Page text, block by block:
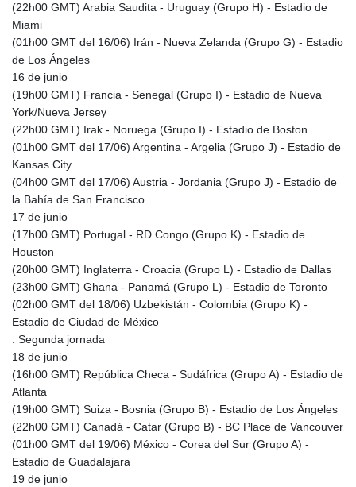
4143.388184
MRU 46.278586
MWK
MXN 19.815707
MYR 4.711847
NAD 18.828807
NIO 42.477873
NPR 175.774208
NZD 1.965005
OMR 0.443012
PHP 70.186213
PLN 4.301477
PYG
6866.570722
(22h00 GMT) Arabia Saudita - Uruguay (Grupo H) - Estadio de
Miami
(01h00 GMT del 16/06) Irán - Nueva Zelanda (Grupo G) - Estadio
de Los Ángeles
16 de junio
(19h00 GMT) Francia - Senegal (Grupo I) - Estadio de Nueva
York/Nueva Jersey
(22h00 GMT) Irak - Noruega (Grupo I) - Estadio de Boston
(01h00 GMT del 17/06) Argentina - Argelia (Grupo J) - Estadio de
Kansas City
(04h00 GMT del 17/06) Austria - Jordania (Grupo J) - Estadio de
la Bahía de San Francisco
17 de junio
(17h00 GMT) Portugal - RD Congo (Grupo K) - Estadio de
Houston
(20h00 GMT) Inglaterra - Croacia (Grupo L) - Estadio de Dallas
(23h00 GMT) Ghana - Panamá (Grupo L) - Estadio de Toronto
(02h00 GMT del 18/06) Uzbekistán - Colombia (Grupo K) -
Estadio de Ciudad de México
. Segunda jornada
18 de junio
(16h00 GMT) República Checa - Sudáfrica (Grupo A) - Estadio de
Atlanta
(19h00 GMT) Suiza - Bosnia (Grupo B) - Estadio de Los Ángeles
(22h00 GMT) Canadá - Catar (Grupo B) - BC Place de Vancouver
(01h00 GMT del 19/06) México - Corea del Sur (Grupo A) -
Estadio de Guadalajara
19 de junio